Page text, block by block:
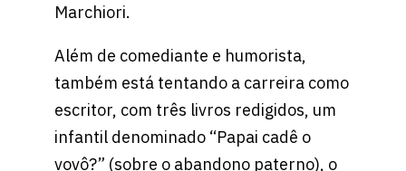
Marchiori.
Além de comediante e humorista,
também está tentando a carreira como
escritor, com três livros redigidos, um
infantil denominado “Papai cadê o
vovô?” (sobre o abandono paterno), o